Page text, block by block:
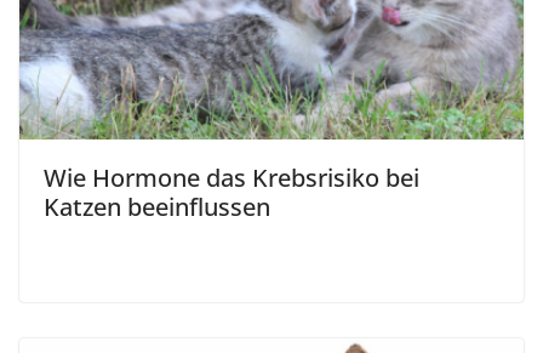
Wie Hormone das Krebsrisiko bei
Katzen beeinflussen